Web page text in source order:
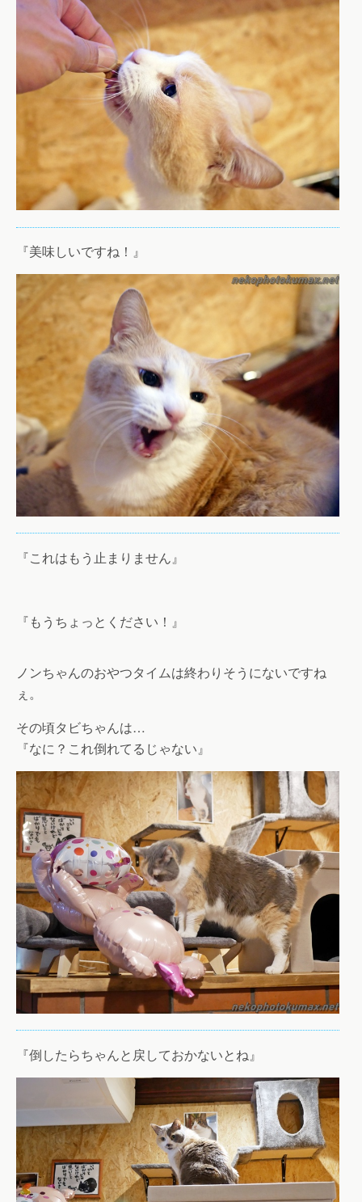
『美味しいですね！』
『これはもう止まりません』
『もうちょっとください！』
ノンちゃんのおやつタイムは終わりそうにないですね
ぇ。
その頃タビちゃんは…
『なに？これ倒れてるじゃない』
『倒したらちゃんと戻しておかないとね』